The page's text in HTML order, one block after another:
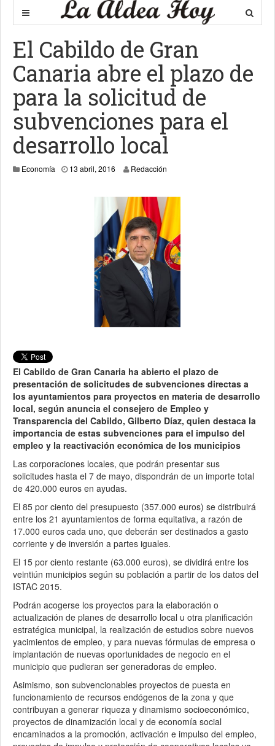
El Cabildo de Gran
Canaria abre el plazo de
para la solicitud de
subvenciones para el
desarrollo local
Economía 13 abril, 2016 Redacción
El Cabildo de Gran Canaria ha abierto el plazo de
presentación de solicitudes de subvenciones directas a
los ayuntamientos para proyectos en materia de desarrollo
local, según anuncia el consejero de Empleo y
Transparencia del Cabildo, Gilberto Díaz, quien destaca la
importancia de estas subvenciones para el impulso del
empleo y la reactivación económica de los municipios
Las corporaciones locales, que podrán presentar sus
solicitudes hasta el 7 de mayo, dispondrán de un importe total
de 420.000 euros en ayudas.
El 85 por ciento del presupuesto (357.000 euros) se distribuirá
entre los 21 ayuntamientos de forma equitativa, a razón de
17.000 euros cada uno, que deberán ser destinados a gasto
corriente y de inversión a partes iguales.
El 15 por ciento restante (63.000 euros), se dividirá entre los
veintiún municipios según su población a partir de los datos del
ISTAC 2015.
Podrán acogerse los proyectos para la elaboración o
actualización de planes de desarrollo local u otra planificación
estratégica municipal, la realización de estudios sobre nuevos
yacimientos de empleo, y para nuevas fórmulas de empresa o
implantación de nuevas oportunidades de negocio en el
municipio que pudieran ser generadoras de empleo.
Asimismo, son subvencionables proyectos de puesta en
funcionamiento de recursos endógenos de la zona y que
contribuyan a generar riqueza y dinamismo socioeconómico,
proyectos de dinamización local y de economía social
encaminados a la promoción, activación e impulso del empleo,